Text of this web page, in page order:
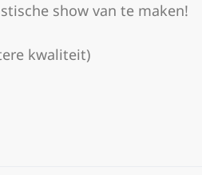
show van te maken!
kwaliteit)